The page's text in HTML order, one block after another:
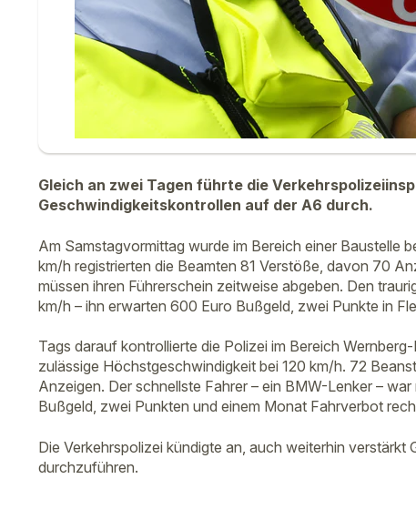
Gleich an zwei Tagen führte die
Geschwindigkeitskontrollen auf der A6 durch.
Am Samstagvormittag wurde im Bereich einer Baustelle
km/h registrierten die Beamten 81 Verstöße, davon 70
müssen ihren Führerschein zeitweise abgeben. Den
km/h – ihn erwarten 600 Euro Bußgeld, zwei Punkte in
Tags darauf kontrollierte die Polizei im Bereich
zulässige Höchstgeschwindigkeit bei 120 km/h. 72
Anzeigen. Der schnellste Fahrer – ein BMW-Lenker –
Bußgeld, zwei Punkten und einem Monat Fahrverbot
Die Verkehrspolizei kündigte an, auch weiterhin
durchzuführen.